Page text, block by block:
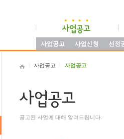
사업공고 사업신청 선정
사업공고 사업공고
공고된 사업에 대해 알려드립니다.